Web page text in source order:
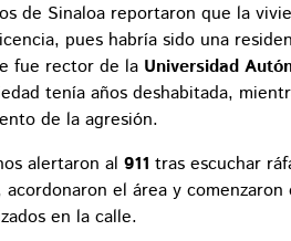
de Sinaloa reportaron que la
pues habría sido una
fue rector de la Universidad
tenía años deshabitada,
de la agresión.
alertaron al 911 tras escuchar
acordonaron el área y
en la calle.